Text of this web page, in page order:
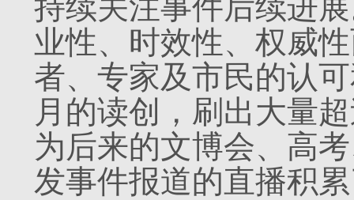
持续关注事件后续进
业性、时效性、权威
者、专家及市民的认
月的读创，刷出大量
为后来的文博会、高
发事件报道的直播积